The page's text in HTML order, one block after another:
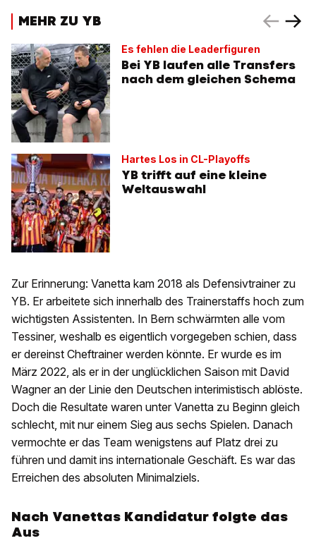
MEHR ZU YB
Es fehlen die Leaderfiguren
Bei YB laufen alle Transfers
nach dem gleichen Schema
Hartes Los in CL-Playoffs
YB trifft auf eine kleine
Weltauswahl
Zur Erinnerung: Vanetta kam 2018 als Defensivtrainer zu
YB. Er arbeitete sich innerhalb des Trainerstaffs hoch zum
wichtigsten Assistenten. In Bern schwärmten alle vom
Tessiner, weshalb es eigentlich vorgegeben schien, dass
er dereinst Cheftrainer werden könnte. Er wurde es im
März 2022, als er in der unglücklichen Saison mit David
Wagner an der Linie den Deutschen interimistisch ablöste.
Doch die Resultate waren unter Vanetta zu Beginn gleich
schlecht, mit nur einem Sieg aus sechs Spielen. Danach
vermochte er das Team wenigstens auf Platz drei zu
führen und damit ins internationale Geschäft. Es war das
Erreichen des absoluten Minimalziels.
Nach Vanettas Kandidatur folgte das
Aus